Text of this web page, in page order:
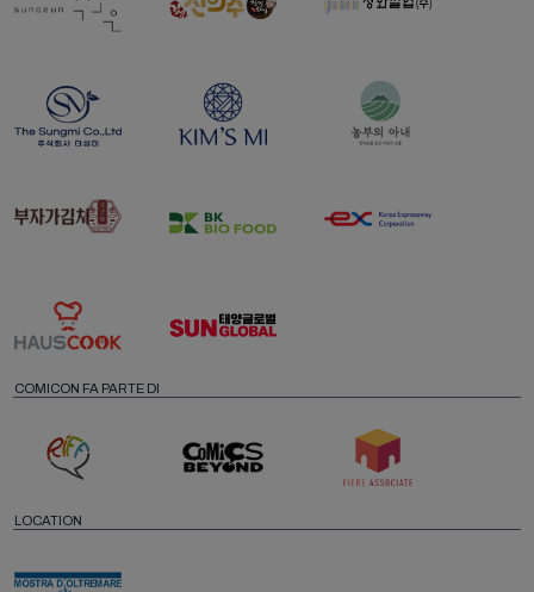
COMICON FA PARTE DI
LOCATION